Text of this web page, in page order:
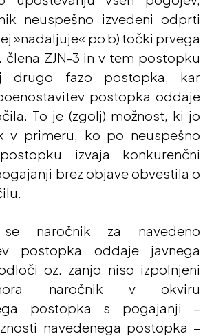
neuspešno izvedeni odprti
»nadaljuje« po b) točki prvega
člena ZJN-3 in v tem postopku
drugo fazo postopka, kar
postopka oddaje
To je (zgolj) možnost, ki jo
v primeru, ko po neuspešno
izvaja konkurenčni
brez objave obvestila o
naročnik za navedeno
postopka oddaje javnega
oz. zanjo niso izpolnjeni
naročnik v okviru
postopka s pogajanji –
navedenega postopka –